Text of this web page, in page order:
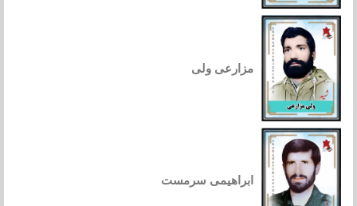
مزارعی ولی
ابراهیمی سرمست